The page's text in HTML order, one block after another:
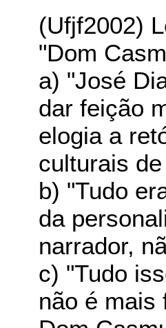
(Ufjf2002)
"Dom
a) "José
dar feição
elogia a
culturais
b) "Tudo
da
narrador,
c) "Tudo
não é mais